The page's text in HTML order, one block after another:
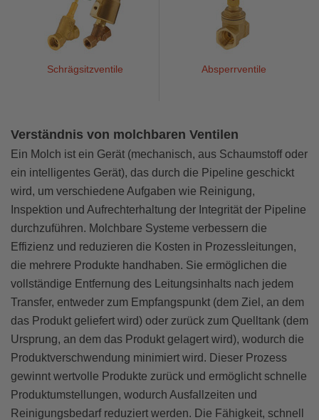
Schrägsitzventile Absperrventile
Verständnis von molchbaren Ventilen
Ein Molch ist ein Gerät (mechanisch, aus Schaumstoff oder
ein intelligentes Gerät), das durch die Pipeline geschickt
wird, um verschiedene Aufgaben wie Reinigung,
Inspektion und Aufrechterhaltung der Integrität der Pipeline
durchzuführen. Molchbare Systeme verbessern die
Effizienz und reduzieren die Kosten in Prozessleitungen,
die mehrere Produkte handhaben. Sie ermöglichen die
vollständige Entfernung des Leitungsinhalts nach jedem
Transfer, entweder zum Empfangspunkt (dem Ziel, an dem
das Produkt geliefert wird) oder zurück zum Quelltank (dem
Ursprung, an dem das Produkt gelagert wird), wodurch die
Produktverschwendung minimiert wird. Dieser Prozess
gewinnt wertvolle Produkte zurück und ermöglicht schnelle
Produktumstellungen, wodurch Ausfallzeiten und
Reinigungsbedarf reduziert werden. Die Fähigkeit, schnell